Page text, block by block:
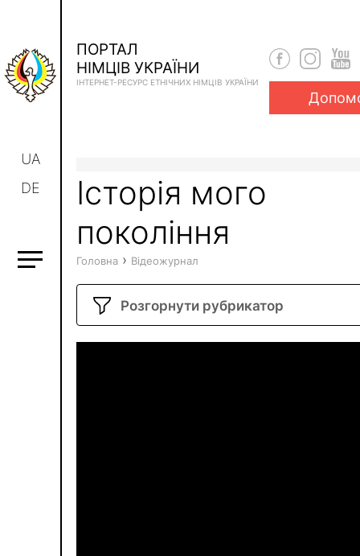
UA
DE
ПОРТАЛ
НІМЦІВ УКРАЇНИ
ІНТЕРНЕТ-РЕСУРС ЕТНІЧНИХ НІМЦІВ УКРАЇНИ
Історія мого
покоління
Головна › Відеожурнал
Розгорнути рубрикатор